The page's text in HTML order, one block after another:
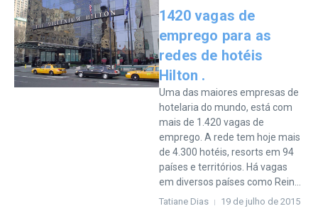
1420 vagas de
emprego para as
redes de hotéis
Hilton .
Uma das maiores empresas de
hotelaria do mundo, está com
mais de 1.420 vagas de
emprego. A rede tem hoje mais
de 4.300 hotéis, resorts em 94
países e territórios. Há vagas
em diversos países como Rein...
Tatiane Dias 19 de julho de 2015